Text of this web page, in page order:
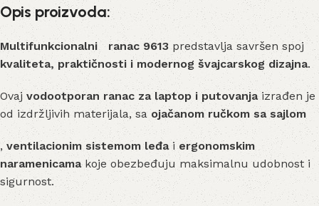
Opis proizvoda:
Multifunkcionalni ranac 9613 predstavlja savršen spoj
kvaliteta, praktičnosti i modernog švajcarskog dizajna.
Ovaj vodootporan ranac za laptop i putovanjaizrađen je
od izdržljivih materijala, saojačanom ručkom sa sajlom
,ventilacionim sistemom leđaiergonomskim
naramenicamakoje obezbeđuju maksimalnu udobnost i
sigurnost.